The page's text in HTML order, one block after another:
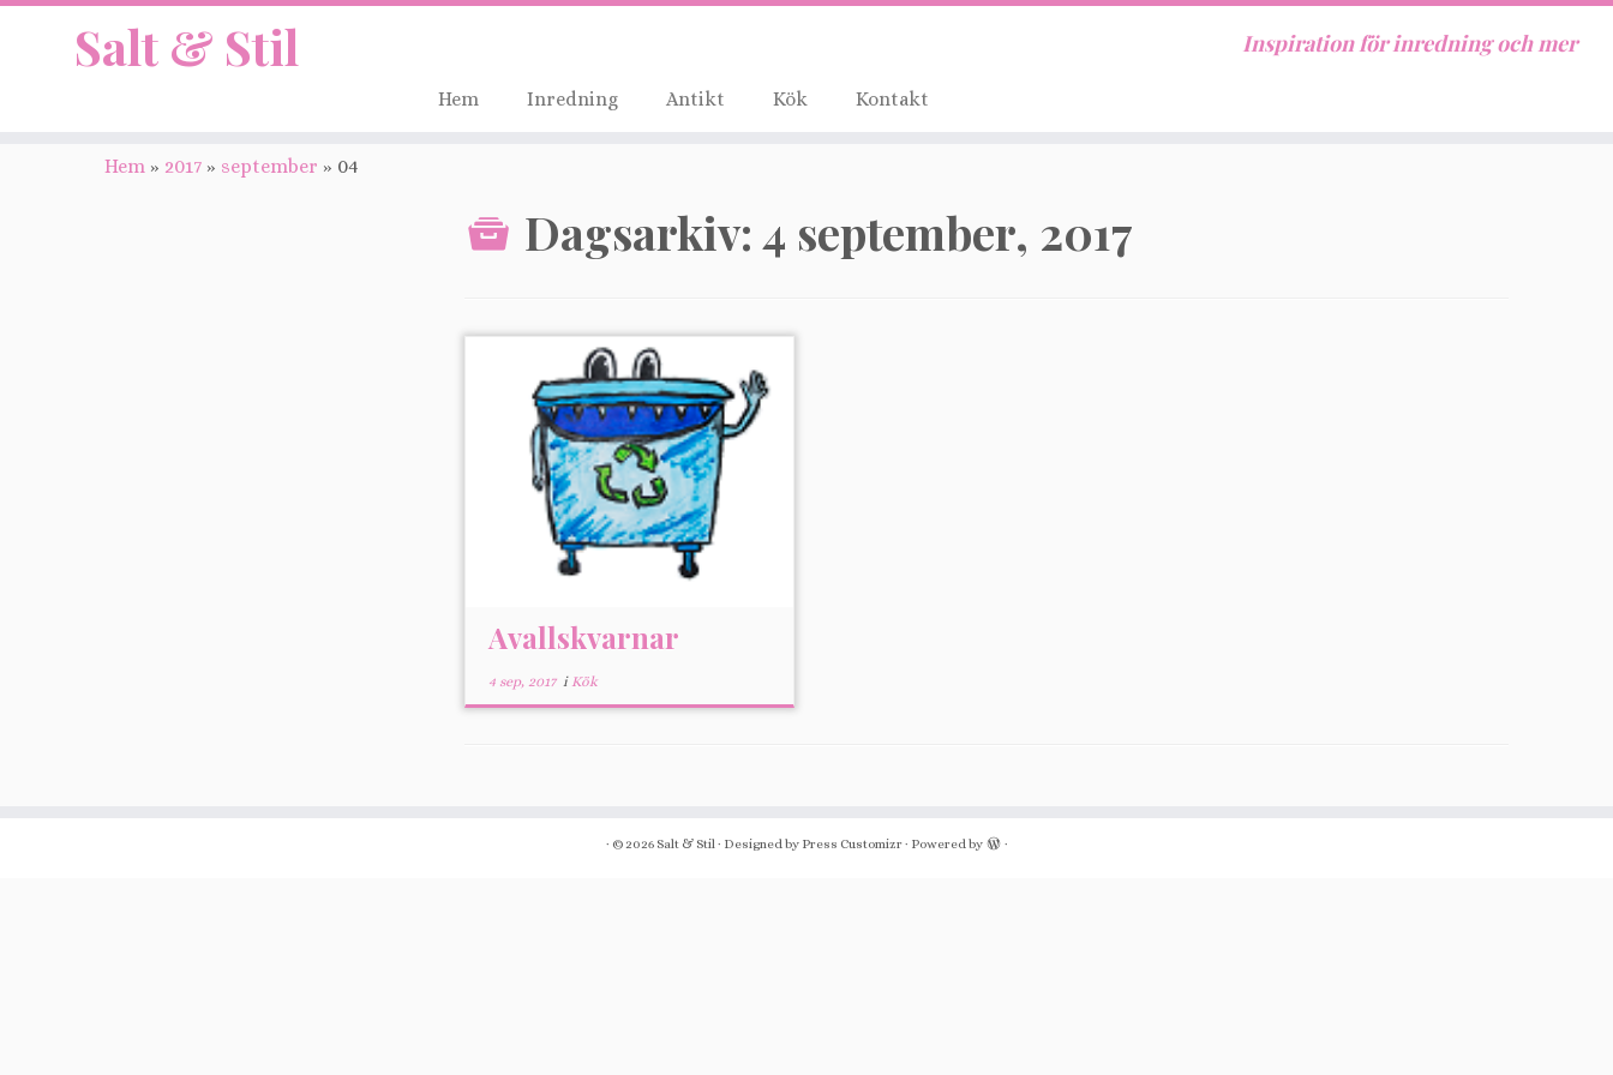
Salt & Stil Inspiration för inredning och mer
Hem Inredning Antikt Kök Kontakt
Hem » 2017 » september » 04
Dagsarkiv:4 september, 2017
Avallskvarnar
4 sep, 2017i Kök
· © 2026 Salt & Stil· Designed by Press Customizr· Powered by ·